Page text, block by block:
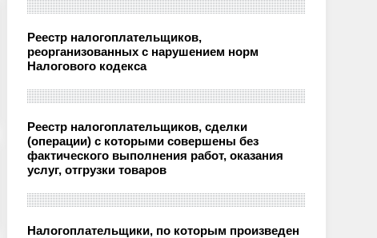
Реестр налогоплательщиков,
реорганизованных с нарушением норм
Налогового кодекса
Реестр налогоплательщиков, сделки
(операции) с которыми совершены без
фактического выполнения работ, оказания
услуг, отгрузки товаров
Налогоплательщики, по которым произведен